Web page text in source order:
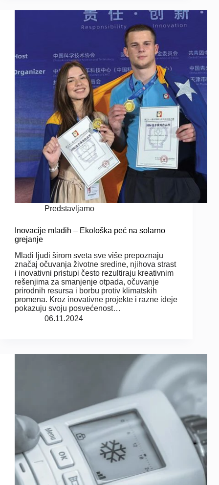
Predstavljamo
Inovacije mladih – Ekološka peć na solarno
grejanje
Mladi ljudi širom sveta sve više prepoznaju
značaj očuvanja životne sredine, njihova strast
i inovativni pristupi često rezultiraju kreativnim
rešenjima za smanjenje otpada, očuvanje
prirodnih resursa i borbu protiv klimatskih
promena. Kroz inovativne projekte i razne ideje
pokazuju svoju posvećenost…
06.11.2024